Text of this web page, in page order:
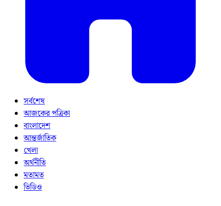
সর্বশেষ
আজকের পত্রিকা
বাংলাদেশ
আন্তর্জাতিক
খেলা
অর্থনীতি
মতামত
ভিডিও